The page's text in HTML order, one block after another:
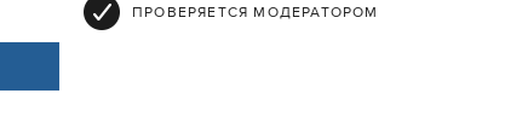
ПРОВЕРЯЕТСЯ МОДЕРАТОРОМ